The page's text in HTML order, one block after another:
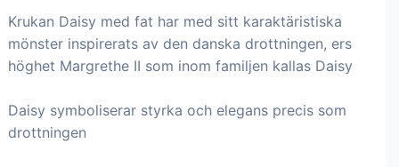
Krukan Daisy med fat har med sitt karaktäristiska
mönster inspirerats av den danska drottningen, ers
höghet Margrethe II som inom familjen kallas Daisy
Daisy symboliserar styrka och elegans precis som
drottningen